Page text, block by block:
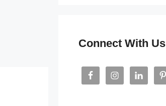
Connect With Us